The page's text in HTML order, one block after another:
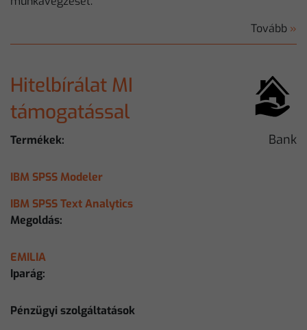
Tovább »
Hitelbírálat MI
támogatással
Termékek:
IBM SPSS Modeler
IBM SPSS Text Analytics
Megoldás:
EMILIA
Iparág:
Pénzügyi szolgáltatások
Bank